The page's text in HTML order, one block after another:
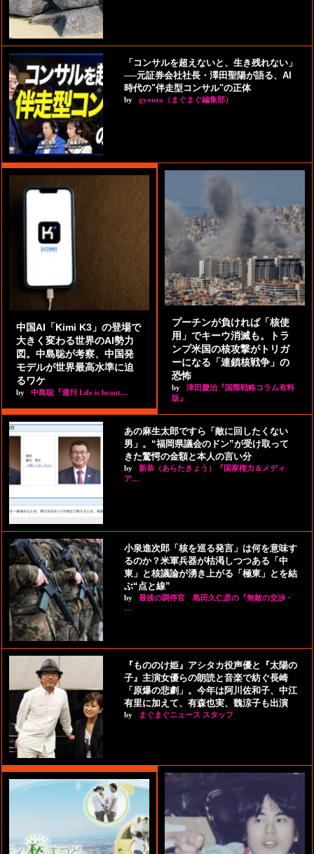
「コンサルを超えないと、生き残れない」
──元証券会社社長・澤田聖陽が語る、AI
時代の"伴走型コンサル"の正体
by gyouza（まぐまぐ編集部）
中国AI「Kimi K3」の登場で
大きく変わる世界のAI勢力
図。中島聡が考察、中国発
モデルが世界最高水準に迫
るワケ
by 中島聡『週刊 Life is beaut…
プーチンが負ければ「核使
用」でキーウ消滅も。トラ
ンプ米国の核攻撃がトリガ
ーになる「連鎖核戦争」の
恐怖
by
津田慶治『国際戦略コラム有料
版』
あの麻生太郎ですら「敵に回したくない
男」。“福岡県議会のドン”が受け取って
きた驚愕の金額と本人の言い分
by
新恭（あらたきょう）『国家権力＆メディ
ア…
小泉進次郎「核を巡る発言」は何を意味す
るのか？米軍兵器が枯渇しつつある「中
東」と核議論が湧き上がる「極東」とを結
ぶ“点と線”
by
最後の調停官 島田久仁彦の『無敵の交渉・
…
『もののけ姫』アシタカ役声優と『太陽の
子』主演女優らの朗読と音楽で紡ぐ長崎
「原爆の悲劇」。今年は阿川佐和子、中江
有里に加えて、有森也実、魏涼子も出演
by まぐまぐニュース スタッフ